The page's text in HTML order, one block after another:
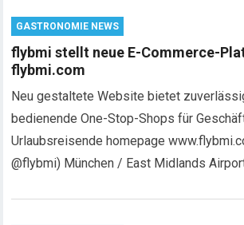
GASTRONOMIE NEWS
flybmi stellt neue E-Commerce-
flybmi.com
Neu gestaltete Website bietet
bedienende One-Stop-Shops für
Urlaubsreisende homepage
@flybmi) München / East Midlands